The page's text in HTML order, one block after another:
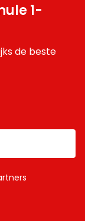
1-
de beste